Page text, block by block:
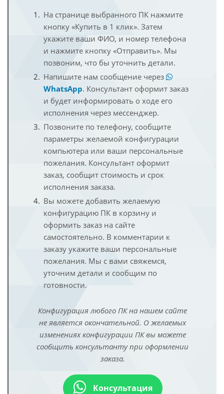
На странице выбранного ПК нажмите
кнопку «Купить в 1 клик». Затем
укажите ваши ФИО, и номер телефона
и нажмите кнопку «Отправить». Мы
позвоним, что бы уточнить детали.
Напишите нам сообщение через
WhatsApp. Консультант оформит заказ
и будет информировать о ходе его
исполнения через мессенджер.
Позвоните по телефону, сообщите
параметры желаемой конфигурации
компьютера или ваши персональные
пожелания. Консультант оформит
заказ, сообщит стоимость и срок
исполнения заказа.
Вы можете добавить желаемую
конфигурацию ПК в корзину и
оформить заказ на сайте
самостоятельно. В комментарии к
заказу укажите ваши персональные
пожелания. Мы с вами свяжемся,
уточним детали и сообщим по
готовности.
Конфигурация любого ПК на нашем сайте
не является окончательной. О желаемых
изменениях конфигурации ПК вы можете
сообщить консультанту при оформлении
заказа.
Консультация